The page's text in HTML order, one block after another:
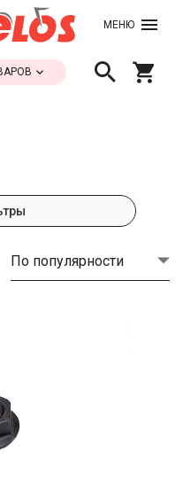
МЕНЮ
По популярности